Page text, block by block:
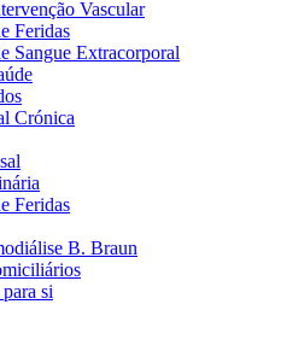
Entre em contacto connosco
Vascular
Feridas
Sangue Extracorporal
Crónica
Feridas
B. Braun
si